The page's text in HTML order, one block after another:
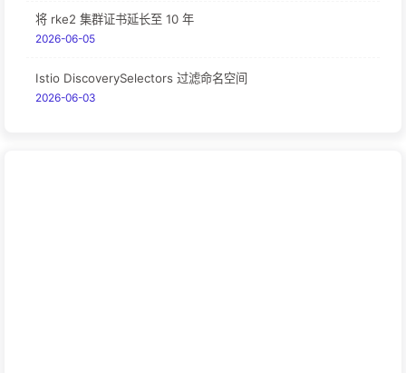
将 rke2 集群证书延长至 10 年
2026-06-05
Istio DiscoverySelectors 过滤命名空间
2026-06-03